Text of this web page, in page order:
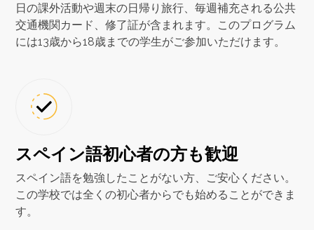
日の課外活動や週末の日帰り旅行、毎週補充される公共
交通機関カード、修了証が含まれます。このプログラム
には13歳から18歳までの学生がご参加いただけます。
スペイン語初心者の方も歓迎
スペイン語を勉強したことがない方、ご安心ください。
この学校では全くの初心者からでも始めることができま
す。